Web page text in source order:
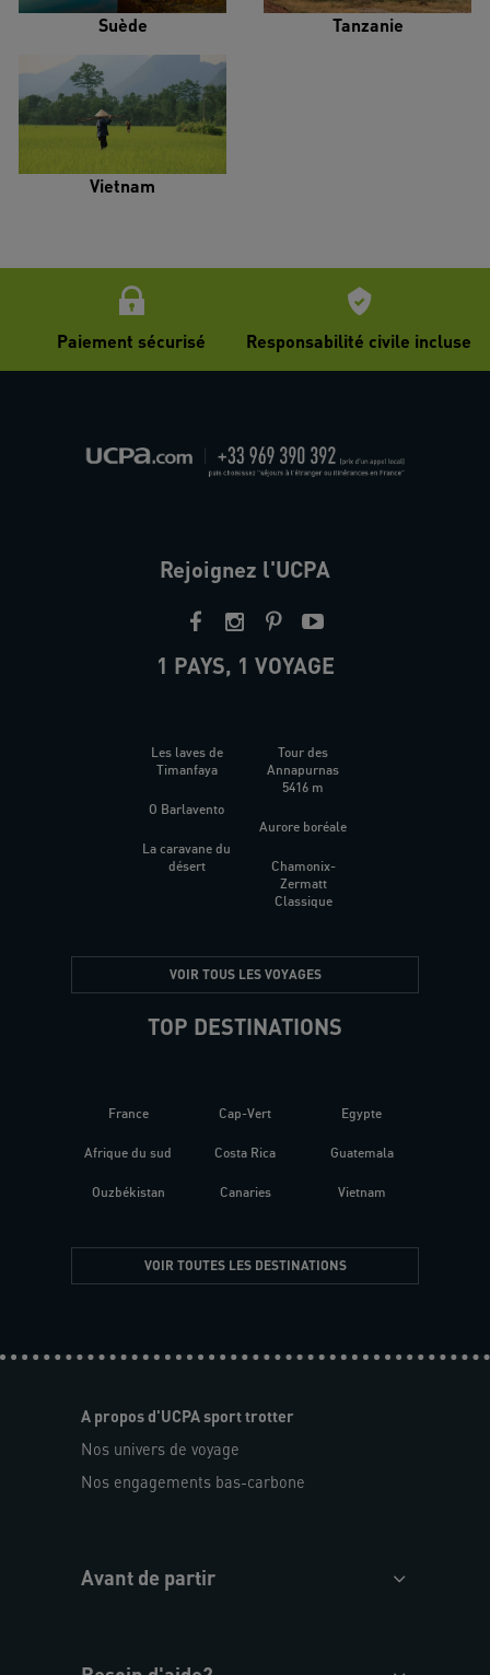
Suède Tanzanie
Vietnam
Paiement sécurisé Responsabilité civile incluse
Rejoignez l'UCPA
1 PAYS, 1 VOYAGE
Les laves de
Timanfaya
O Barlavento
La caravane du
désert
Tour des
Annapurnas
5416 m
Aurore boréale
Chamonix-
Zermatt
Classique
VOIR TOUS LES VOYAGES
TOP DESTINATIONS
France
Afrique du sud
Ouzbékistan
Cap-Vert
Costa Rica
Canaries
Egypte
Guatemala
Vietnam
VOIR TOUTES LES DESTINATIONS
A propos d'UCPA sport trotter
Nos univers de voyage
Nos engagements bas-carbone
Avant de partir